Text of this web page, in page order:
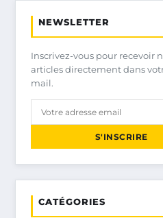
NEWSLETTER
Inscrivez-vous pour recevoir
articles directement dans
mail.
S'INSCRIRE
CATÉGORIES